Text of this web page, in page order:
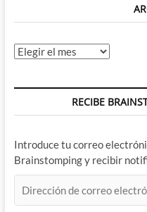
Archivos
RECIBE
Introduce tu correo
Brainstomping y recibir
de